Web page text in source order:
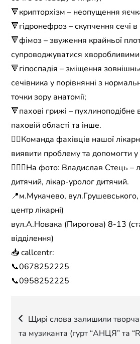
🔻крипторхізм – неопущення
🔻гідронефроз – скупчення сечі в
🔻фімоз – звуження крайньої
супроводжуватися хворобливими
🔻гіпоспадія – зміщення
сечівника у порівнянні з
точки зору анатомії;
🔻пахові грижі – пухлиноподібне
паховій області та інше.
☝🏼Команда фахівців нашої
виявити проблему та допомогти у
🧑🏻‍⚕️На фото: Владислав Стець –
дитячий, лікар-уролог дитячий.
📍м.Мукачево,
центр лікарні)
вул.А.Новака (Пирогова) 8-13
відділення)
📥 callcentr:
📞0678252225
📞0958252225
Навігація
Щирі слова залишили творча
та музиканта (гурт “АНЦЯ” та